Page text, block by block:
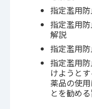
指定濫用
指定濫用
解説
指定濫用
指定濫用
けようと
薬品の使
とを勧め